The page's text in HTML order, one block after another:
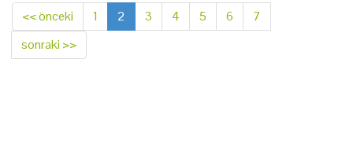
<< önceki 1 2 3 4 5 6
7
sonraki >>